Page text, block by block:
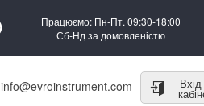
Працюємо: Пн-Пт. 09:30-18:00
Сб-Нд за домовленістю
info@evroinstrument.com